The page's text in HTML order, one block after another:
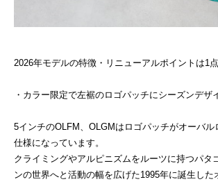
2026年モデルの特徴・リニューアルポイントは1点
・カラー限定で左裾のロゴパッチにシーズンデザ
5インチのOLFM、OLGMはロゴパッチがオーバル
仕様になっています。
クライミングやアルピニズムをルーツに持つパタ
ンの世界へと活動の幅を広げた1995年に誕生した